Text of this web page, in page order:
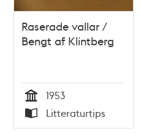
Raserade vallar /
Bengt af Klintberg
Tid
1953
Typ
Litteraturtips